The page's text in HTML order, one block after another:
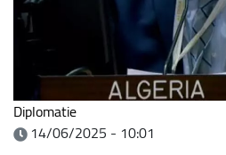
Diplomatie
14/06/2025 - 10:01